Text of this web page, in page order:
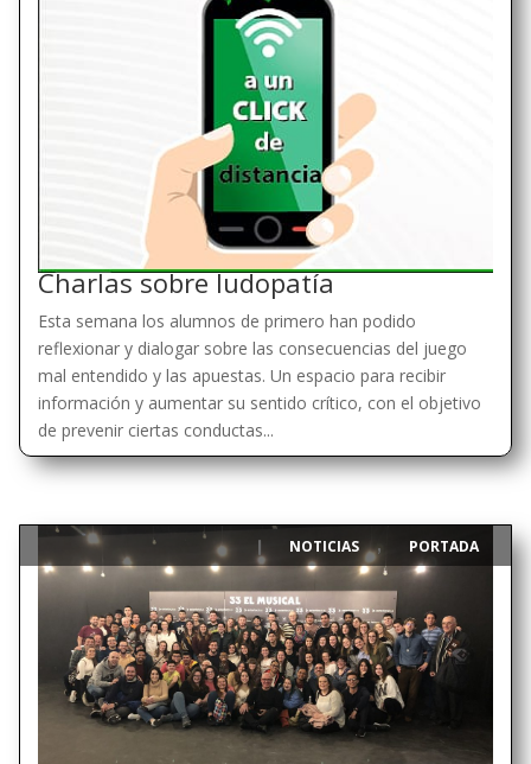
Charlas sobre ludopatía
Esta semana los alumnos de primero han podido
reflexionar y dialogar sobre las consecuencias del juego
mal entendido y las apuestas. Un espacio para recibir
información y aumentar su sentido crítico, con el objetivo
de prevenir ciertas conductas...
NOTICIAS , PORTADA